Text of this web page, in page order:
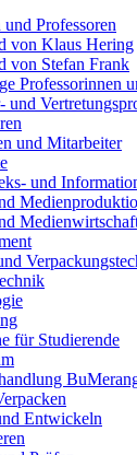
Professoren
von Klaus Hering
von Stefan Frank
Professorinnen
und
und Mitarbeiter
und
für Studierende
Entwickeln